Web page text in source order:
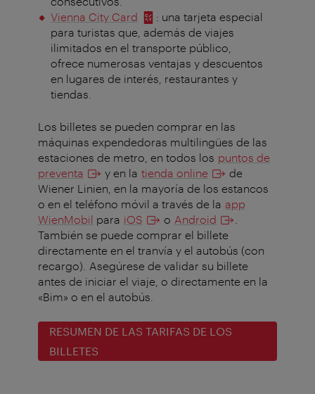
Vienna City Card
: una tarjeta especial
para turistas que, además de viajes
ilimitados en el transporte público,
ofrece numerosas ventajas y descuentos
en lugares de interés, restaurantes y
tiendas.
Los billetes se pueden comprar en las
máquinas expendedoras multilingües de las
estaciones de metro, en todos los puntos de
preventa
y en la tienda online
de
Wiener Linien, en la mayoría de los estancos
o en el teléfono móvil a través de la app
WienMobil para iOS o Android
También se puede comprar el billete
directamente en el tranvía y el autobús (con
recargo). Asegúrese de validar su billete
antes de iniciar el viaje, o directamente en la
«Bim» o en el autobús.
RESUMEN DE LAS TARIFAS DE LOS
BILLETES